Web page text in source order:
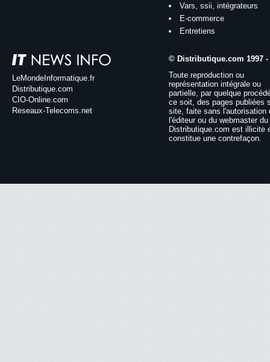
Vars, ssii, intégrateurs
E-commerce
Entretiens
LeMondeInformatique.fr
Distributique.com
CIO-Online.com
Reseaux-Telecoms.net
© Distributique.com 1997 -
Toute reproduction ou
représentation intégrale ou
partielle, par quelque
ce soit, des pages publiées
site, faite sans l'autorisation
l'éditeur ou du webmaster
Distributique.com est illicite
constitue une contrefaçon.